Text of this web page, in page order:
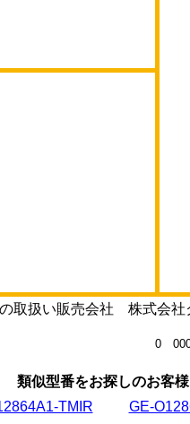
取扱い販売会社 株式会
0
類似型番をお探しのお客
TMIR GE-